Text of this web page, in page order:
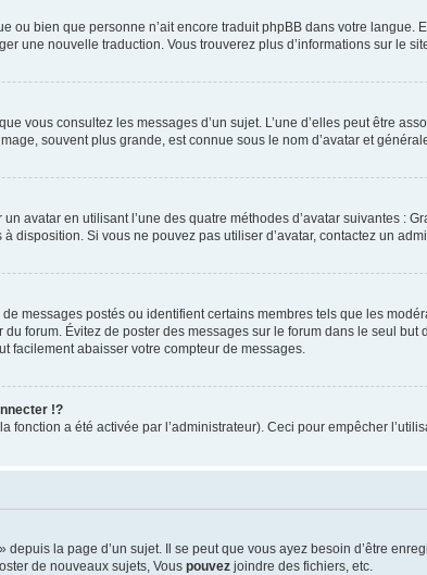
ou bien que personne n’ait encore traduit phpBB dans votre langue.
une nouvelle traduction. Vous trouverez plus d’informations sur le
vous consultez les messages d’un sujet. L’une d’elles peut être
souvent plus grande, est connue sous le nom d’avatar et
avatar en utilisant l’une des quatre méthodes d’avatar suivantes :
disposition. Si vous ne pouvez pas utiliser d’avatar, contactez un
messages postés ou identifient certains membres tels que les
forum. Évitez de poster des messages sur le forum dans le seul
facilement abaisser votre compteur de messages.
!?
fonction a été activée par l’administrateur). Ceci pour empêcher
la page d’un sujet. Il se peut que vous ayez besoin d’être
de nouveaux sujets, Vous pouvez joindre des fichiers, etc.